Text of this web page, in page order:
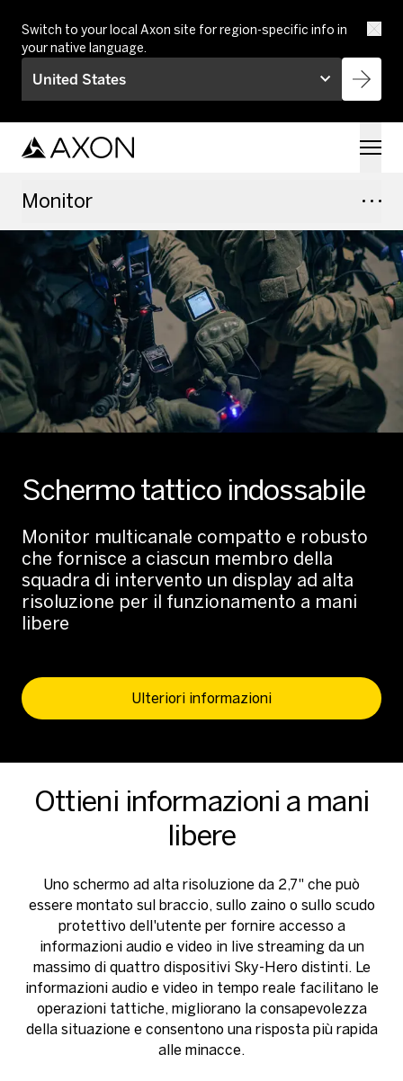
Switch to your local Axon site for region-specific info in
your native language.
United States
Monitor
Schermo tattico indossabile
Monitor multicanale compatto e robusto
che fornisce a ciascun membro della
squadra di intervento un display ad alta
risoluzione per il funzionamento a mani
libere
Ulteriori informazioni
Ottieni informazioni a mani
libere
Uno schermo ad alta risoluzione da 2,7" che può
essere montato sul braccio, sullo zaino o sullo scudo
protettivo dell'utente per fornire accesso a
informazioni audio e video in live streaming da un
massimo di quattro dispositivi Sky-Hero distinti. Le
informazioni audio e video in tempo reale facilitano le
operazioni tattiche, migliorano la consapevolezza
della situazione e consentono una risposta più rapida
alle minacce.